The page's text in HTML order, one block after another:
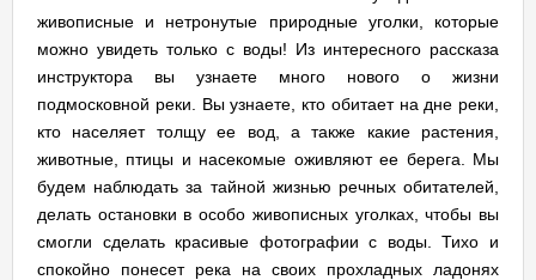
живописные и нетронутые природные уголки, которые
можно увидеть только с воды! Из интересного рассказа
инструктора вы узнаете много нового о жизни
подмосковной реки. Вы узнаете, кто обитает на дне реки,
кто населяет толщу ее вод, а также какие растения,
животные, птицы и насекомые оживляют ее берега. Мы
будем наблюдать за тайной жизнью речных обитателей,
делать остановки в особо живописных уголках, чтобы вы
смогли сделать красивые фотографии с воды. Тихо и
спокойно понесет река на своих прохладных ладонях